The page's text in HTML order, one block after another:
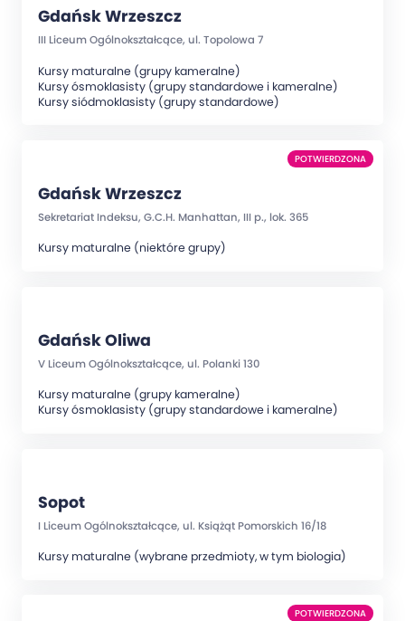
Gdańsk Wrzeszcz
III Liceum Ogólnokształcące, ul. Topolowa 7
Kursy maturalne (grupy kameralne)
Kursy ósmoklasisty (grupy standardowe i kameralne)
Kursy siódmoklasisty (grupy standardowe)
Gdańsk Wrzeszcz
Sekretariat Indeksu, G.C.H. Manhattan, III p., lok. 365
Kursy maturalne (niektóre grupy)
POTWIERDZONA
Gdańsk Oliwa
V Liceum Ogólnokształcące, ul. Polanki 130
Kursy maturalne (grupy kameralne)
Kursy ósmoklasisty (grupy standardowe i kameralne)
Sopot
I Liceum Ogólnokształcące, ul. Książąt Pomorskich 16/18
Kursy maturalne (wybrane przedmioty, w tym biologia)
POTWIERDZONA